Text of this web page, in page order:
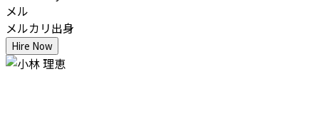
メル
メルカリ出身
Hire Now